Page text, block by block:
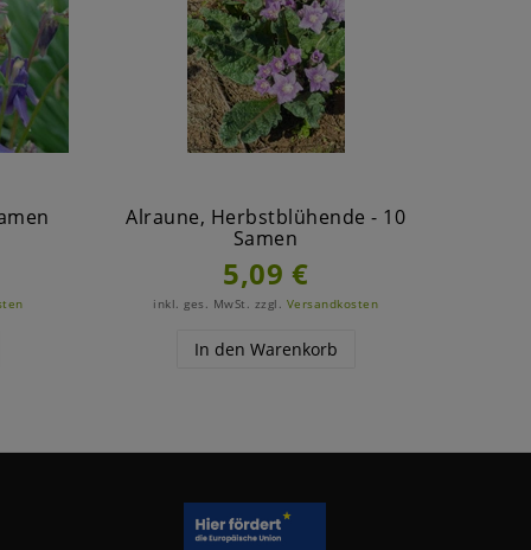
Alraune, Herbstblühende - 10
Samen
5,09 €
inkl. ges. MwSt. zzgl. Versandkosten
In den Warenkorb